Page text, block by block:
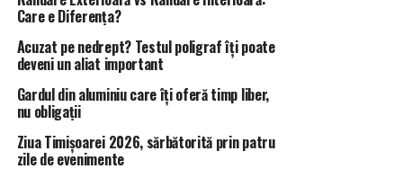
Care e Diferența?
Acuzat pe nedrept? Testul poligraf îţi poate
deveni un aliat important
Gardul din aluminiu care îți oferă timp liber,
nu obligații
Ziua Timișoarei 2026, sărbătorită prin patru
zile de evenimente